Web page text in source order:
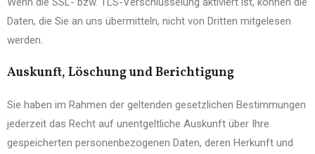
Daten, die Sie an uns übermitteln, nicht von Dritten mitgelesen
werden.
Auskunft, Löschung und Berichtigung
Sie haben im Rahmen der geltenden gesetzlichen Bestimmungen
jederzeit das Recht auf unentgeltliche Auskunft über Ihre
gespeicherten personenbezogenen Daten, deren Herkunft und